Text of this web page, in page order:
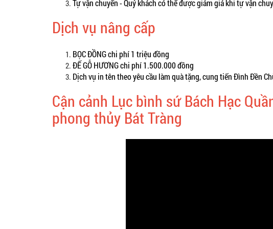
Tự vận chuyển - Quý khách có thể được giảm giá khi tự vận
Dịch vụ nâng cấp
BỌC ĐỒNG chi phí 1 triệu đồng
ĐẾ GỖ HƯƠNG chi phí 1.500.000 đồng
Dịch vụ in tên theo yêu cầu làm quà tặng, cung tiến Đình Đền
Cận cảnh Lục bình sứ Bách Hạc
phong thủy Bát Tràng